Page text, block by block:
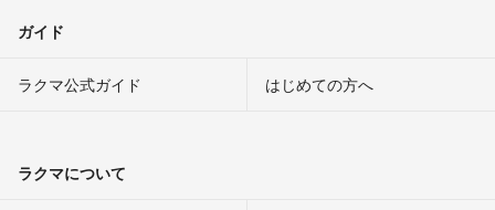
ガイド
ラクマ公式ガイド はじめての方へ
ラクマについて